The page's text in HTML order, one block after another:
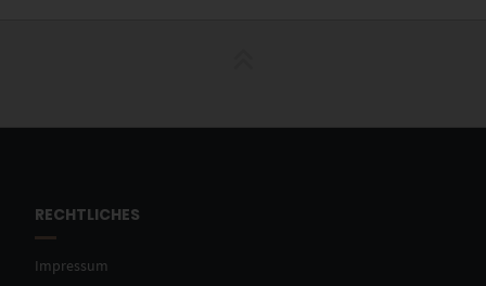
RECHTLICHES
Impressum